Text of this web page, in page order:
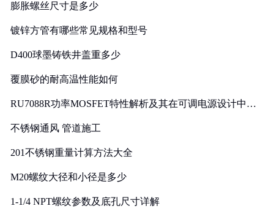
膨胀螺丝尺寸是多少
镀锌方管有哪些常见规格和型号
D400球墨铸铁井盖重多少
覆膜砂的耐高温性能如何
RU7088R功率MOSFET特性解析及其在可调电源设计中的
不锈钢通风 管道施工
201不锈钢重量计算方法大全
M20螺纹大径和小径是多少
1-1/4 NPT螺纹参数及底孔尺寸详解